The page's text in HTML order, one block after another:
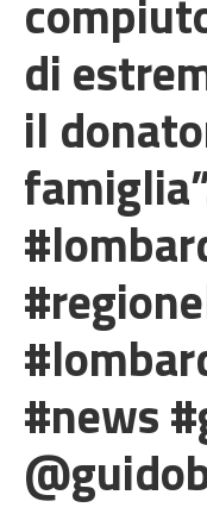
di
il
#news